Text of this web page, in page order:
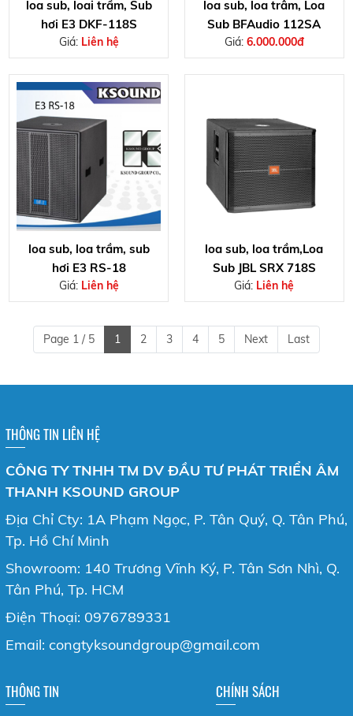
loa sub, loai trầm, Sub
hơi E3 DKF-118S
Giá: Liên hệ
loa sub, loa trâm, Loa
Sub BFAudio 112SA
Giá: 6.000.000đ
loa sub, loa trầm, sub
hơi E3 RS-18
Giá: Liên hệ
loa sub, loa trầm,Loa
Sub JBL SRX 718S
Giá: Liên hệ
Page 1 / 5 1 2 3 4 5 Next Last
THÔNG TIN LIÊN HỆ
CÔNG TY TNHH TM DV ĐẦU TƯ PHÁT TRIỂN ÂM
THANH KSOUND GROUP
Địa Chỉ Cty: 1A Phạm Ngọc, P. Tân Quý, Q. Tân Phú,
Tp. Hồ Chí Minh
Showroom: 140 Trương Vĩnh Ký, P. Tân Sơn Nhì, Q.
Tân Phú, Tp. HCM
Điện Thoại: 0976789331
Email: congtyksoundgroup@gmail.com
THÔNG TIN CHÍNH SÁCH